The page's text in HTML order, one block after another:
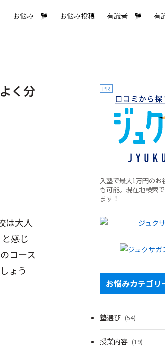
お悩み一覧 お悩み投稿 有識者一覧 有
く分
は大人
感じ
コース
ょう
PR
入塾で最大1万円のお
も可能。現在地検索
ます！
お悩みカテゴリ
塾選び (54)
授業内容 (19)